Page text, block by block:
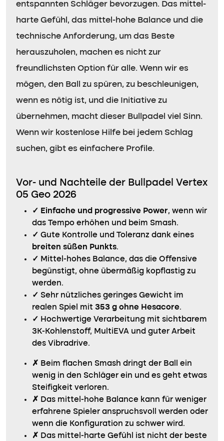
entspannten Schläger bevorzugen. Das mittel-
harte Gefühl, das mittel-hohe Balance und die
technische Anforderung, um das Beste
herauszuholen, machen es nicht zur
freundlichsten Option für alle. Wenn wir es
mögen, den Ball zu spüren, zu beschleunigen,
wenn es nötig ist, und die Initiative zu
übernehmen, macht dieser Bullpadel viel Sinn.
Wenn wir kostenlose Hilfe bei jedem Schlag
suchen, gibt es einfachere Profile.
Vor- und Nachteile der Bullpadel Vertex
05 Geo 2026
✓ Einfache und progressive Power, wenn wir
das Tempo erhöhen und beim Smash.
✓ Gute Kontrolle und Toleranz dank eines
breiten süßen Punkts.
✓ Mittel-hohes Balance, das die Offensive
begünstigt, ohne übermäßig kopflastig zu
werden.
✓ Sehr nützliches geringes Gewicht im
realen Spiel mit 353 g ohne Hesacore.
✓ Hochwertige Verarbeitung mit sichtbarem
3K-Kohlenstoff, MultiEVA und guter Arbeit
des Vibradrive.
✗ Beim flachen Smash dringt der Ball ein
wenig in den Schläger ein und es geht etwas
Steifigkeit verloren.
✗ Das mittel-hohe Balance kann für weniger
erfahrene Spieler anspruchsvoll werden oder
wenn die Konfiguration zu schwer wird.
✗ Das mittel-harte Gefühl ist nicht der beste